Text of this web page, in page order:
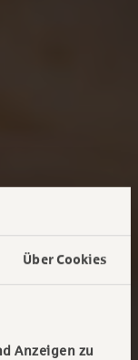
Über Cookies
Anzeigen zu